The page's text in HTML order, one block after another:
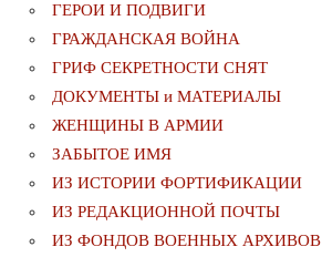
ГЕРОИ И ПОДВИГИ
ГРАЖДАНСКАЯ ВОЙНА
ГРИФ СЕКРЕТНОСТИ СНЯТ
ДОКУМЕНТЫ и МАТЕРИАЛЫ
ЖЕНЩИНЫ В АРМИИ
ЗАБЫТОЕ ИМЯ
ИЗ ИСТОРИИ ФОРТИФИКАЦИИ
ИЗ РЕДАКЦИОННОЙ ПОЧТЫ
ИЗ ФОНДОВ ВОЕННЫХ АРХИВОВ